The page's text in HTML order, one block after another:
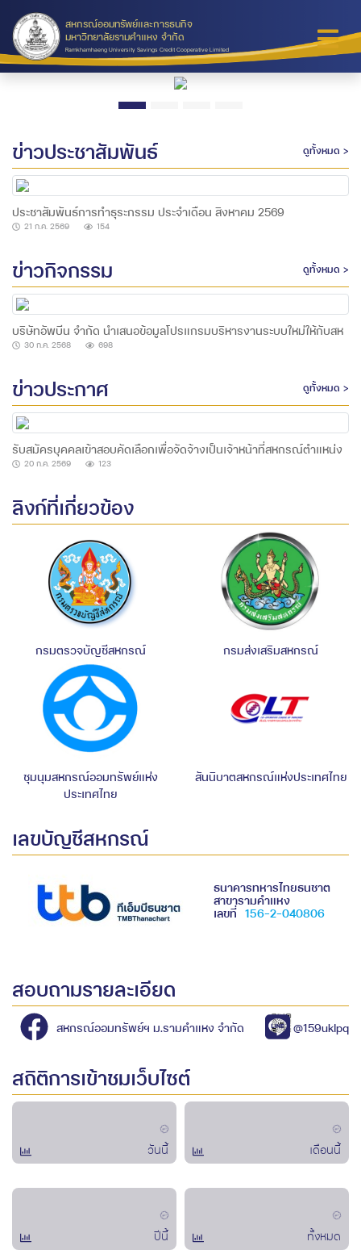
สหกรณ์ออมทรัพย์และการธนกิจ
มหาวิทยาลัยรามคำแหง จำกัด
Ramkhamhaeng University Savings Credit Cooperative Limited
ข่าวประชาสัมพันธ์ ดูทั้งหมด >
ประชาสัมพันธ์การทำธุระกรรม ประจำเดือน สิงหาคม 2569
21 ก.ค. 2569 154
ข่าวกิจกรรม ดูทั้งหมด >
บริษัทอัพบีน จำกัด นำเสนอข้อมูลโปรแกรมบริหารงานระบบใหม่ให้กับสห
กรณ์ฯ
30 ก.ค. 2568 698
ข่าวประกาศ ดูทั้งหมด >
รับสมัครบุคคลเข้าสอบคัดเลือกเพื่อจัดจ้างเป็นเจ้าหน้าที่สหกรณ์ตำแหน่ง
เจ้าหน้าที่การเงิน 1 อัตรา
20 ก.ค. 2569 123
ลิงก์ที่เกี่ยวข้อง
กรมตรวจบัญชีสหกรณ์ กรมส่งเสริมสหกรณ์
ชุมนุมสหกรณ์ออมทรัพย์แห่ง
ประเทศไทย
สันนิบาตสหกรณ์แห่งประเทศไทย
เลขบัญชีสหกรณ์
ธนาคารทหารไทยธนชาต
สาขารามคำแหง
เลขที่ 156-2-040806
สอบถามรายละเอียด
สหกรณ์ออมทรัพย์ฯ ม.รามคำแหง จำกัด @159uklpq
สถิติการเข้าชมเว็บไซต์
วันนี้ เดือนนี้
ปีนี้ ทั้งหมด